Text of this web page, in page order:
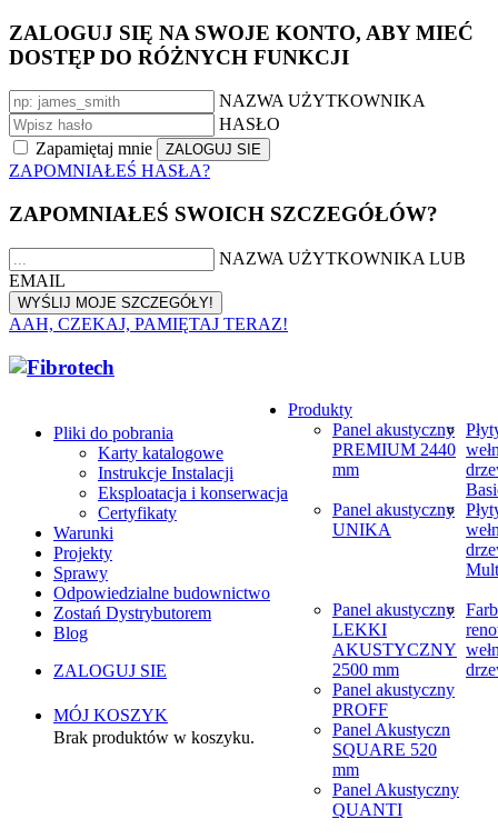
ZALOGUJ SIĘ NA SWOJE KONTO, ABY MIEĆ
DOSTĘP DO RÓŻNYCH FUNKCJI
NAZWA UŻYTKOWNIKA
HASŁO
Zapamiętaj mnie
ZAPOMNIAŁEŚ HASŁA?
ZAPOMNIAŁEŚ SWOICH SZCZEGÓŁÓW?
NAZWA UŻYTKOWNIKA LUB
EMAIL
AAH, CZEKAJ, PAMIĘTAJ TERAZ!
Pliki do pobrania
Karty katalogowe
Instrukcje Instalacji
Eksploatacja i konserwacja
Certyfikaty
Warunki
Projekty
Sprawy
Odpowiedzialne budownictwo
Zostań Dystrybutorem
Blog
ZALOGUJ SIE
MÓJ KOSZYK
Brak produktów w koszyku.
Produkty
Panel akustyczny
PREMIUM 2440
mm
Panel akustyczny
UNIKA
Panel akustyczny
LEKKI
AKUSTYCZNY
2500 mm
Panel akustyczny
PROFF
Panel Akustyczn
SQUARE 520
mm
Panel Akustyczny
QUANTI